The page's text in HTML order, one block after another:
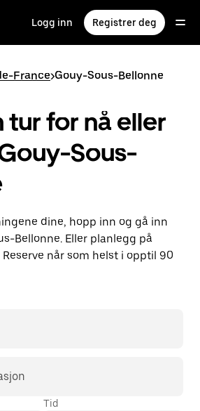
Logg inn Registrer deg
France>Gouy-Sous-Bellonne
tur for nå eller
Sous-
dine, hopp inn og gå inn
Bellonne. Eller planlegg på
når som helst i opptil 90
Tid